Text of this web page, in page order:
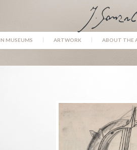
IN MUSEUMS ARTWORK ABOUT THE